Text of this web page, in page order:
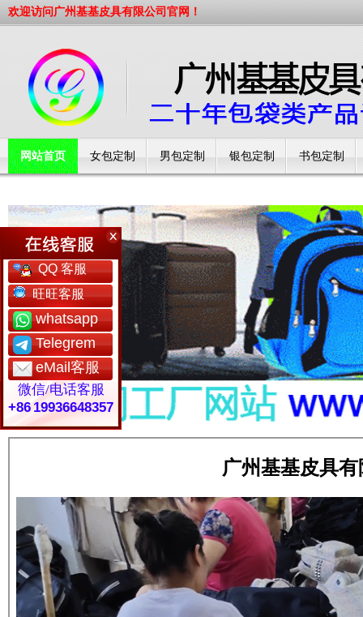
欢迎访问广州基基皮具有限公司官网！
网站首页 女包定制 男包定制 银包定制 书包定制
QQ 客服
旺旺客服
whatsapp
Telegrem
eMail客服
微信/电话客服
+86 19936648357